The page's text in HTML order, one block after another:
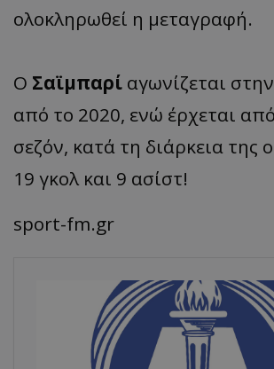
ολοκληρωθεί η μεταγραφή.
Ο Σαϊμπαρί αγωνίζεται
από το 2020, ενώ έρχεται από
σεζόν, κατά τη διάρκεια της
19 γκολ και 9 ασίστ!
sport-fm.gr